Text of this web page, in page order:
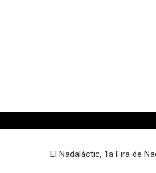
El Nadalàctic, 1a Fira de